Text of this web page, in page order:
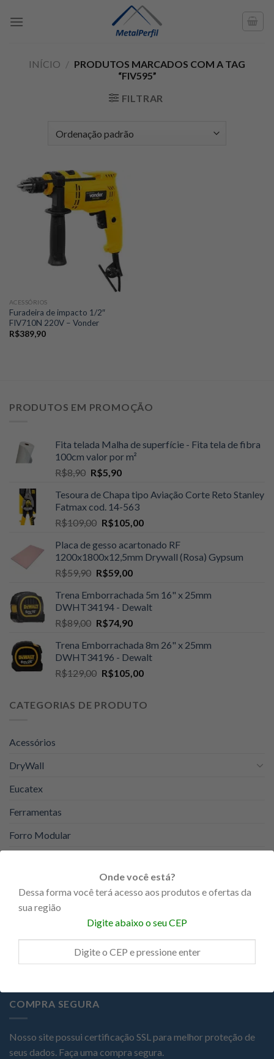
INÍCIO / PRODUTOS MARCADOS COM A TAG
“FIV595”
FILTRAR
ACESSÓRIOS
Furadeira de impacto 1/2″
FIV710N 220V – Vonder
R$389,90
PRODUTOS EM PROMOÇÃO
Fita telada Malha de superfície - Fita tela de fibra
100cm valor por m²
R$8,90 O
original
era:
R$8,90.
R$5,90O
atual
é:
R$5,90.
Tesoura de Chapa tipo Aviação Corte Reto Stanley
Fatmax cod. 14-563
R$109,00 O
original
era:
R$109,00.
R$105,00O
atual
é:
Placa de gesso acartonado RF
1200x1800x12,5mm Drywall (Rosa) Gypsum
R$59,90 O
original
era:
R$59,90.
R$59,00O
atual
é:
R$59,00.
Trena Emborrachada 5m 16" x 25mm
DWHT34194 - Dewalt
R$89,00 O
original
era:
R$89,00.
R$74,90O
atual
é:
R$74,90.
Trena Emborrachada 8m 26" x 25mm
DWHT34196 - Dewalt
R$129,00 O
era:
R$105,00O
é:
CATEGORIAS DE PRODUTO
Acessórios
DryWall
Eucatex
Ferramentas
Forro Modular
Portas
COMPRA SEGURA
Nosso site possui certificação SSL para melhor proteção de
seus dados. Faça uma compra segura.
Onde você está?
Dessa forma você terá acesso aos produtos e ofertas da
sua região
Digite abaixo o seu CEP